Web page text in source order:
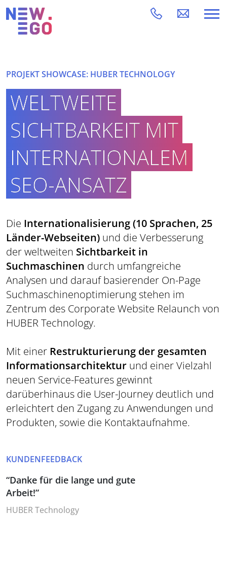
PROJEKT SHOWCASE: HUBER TECHNOLOGY
WELTWEITE
SICHTBARKEIT MIT
INTERNATIONALEM
SEO-ANSATZ
Die Internationalisierung (10 Sprachen, 25
Länder-Webseiten) und die Verbesserung
der weltweiten Sichtbarkeit in
Suchmaschinen durch umfangreiche
Analysen und darauf basierender On-Page
Suchmaschinenoptimierung stehen im
Zentrum des Corporate Website Relaunch von
HUBER Technology.
Mit einer Restrukturierung der gesamten
Informationsarchitektur und einer Vielzahl
neuen Service-Features gewinnt
darüberhinaus die User-Journey deutlich und
erleichtert den Zugang zu Anwendungen und
Produkten, sowie die Kontaktaufnahme.
KUNDENFEEDBACK
“Danke für die lange und gute
Arbeit!”
HUBER Technology